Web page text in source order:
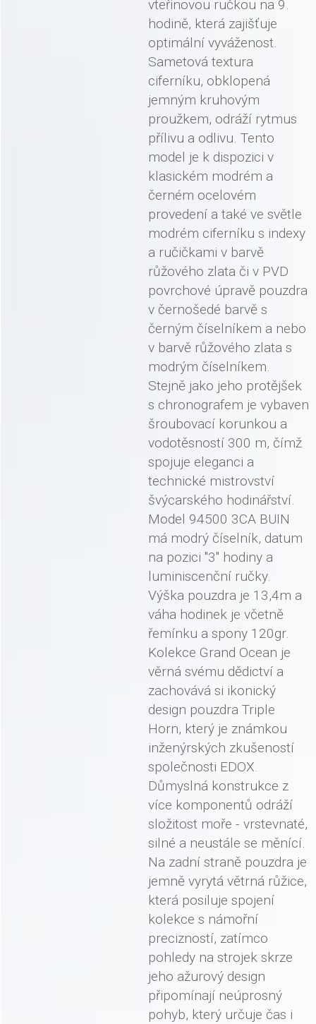
vteřinovou ručkou na 9.
hodině, která zajišťuje
optimální vyváženost.
Sametová textura
ciferníku, obklopená
jemným kruhovým
proužkem, odráží rytmus
přílivu a odlivu. Tento
model je k dispozici v
klasickém modrém a
černém ocelovém
provedení a také ve světle
modrém ciferníku s indexy
a ručičkami v barvě
růžového zlata či v PVD
povrchové úpravě pouzdra
v černošedé barvě s
černým číselníkem a nebo
v barvě růžového zlata s
modrým číselníkem.
Stejně jako jeho protějšek
s chronografem je vybaven
šroubovací korunkou a
vodotěsností 300 m, čímž
spojuje eleganci a
technické mistrovství
švýcarského hodinářství.
Model 94500 3CA BUIN
má modrý číselník, datum
na pozici "3" hodiny a
luminiscenční ručky.
Výška pouzdra je 13,4m a
váha hodinek je včetně
řemínku a spony 120gr.
Kolekce Grand Ocean je
věrná svému dědictví a
zachovává si ikonický
design pouzdra Triple
Horn, který je známkou
inženýrských zkušeností
společnosti EDOX.
Důmyslná konstrukce z
více komponentů odráží
složitost moře - vrstevnaté,
silné a neustále se měnící.
Na zadní straně pouzdra je
jemně vyrytá větrná růžice,
která posiluje spojení
kolekce s námořní
precizností, zatímco
pohledy na strojek skrze
jeho ažurový design
připomínají neúprosný
pohyb, který určuje čas i